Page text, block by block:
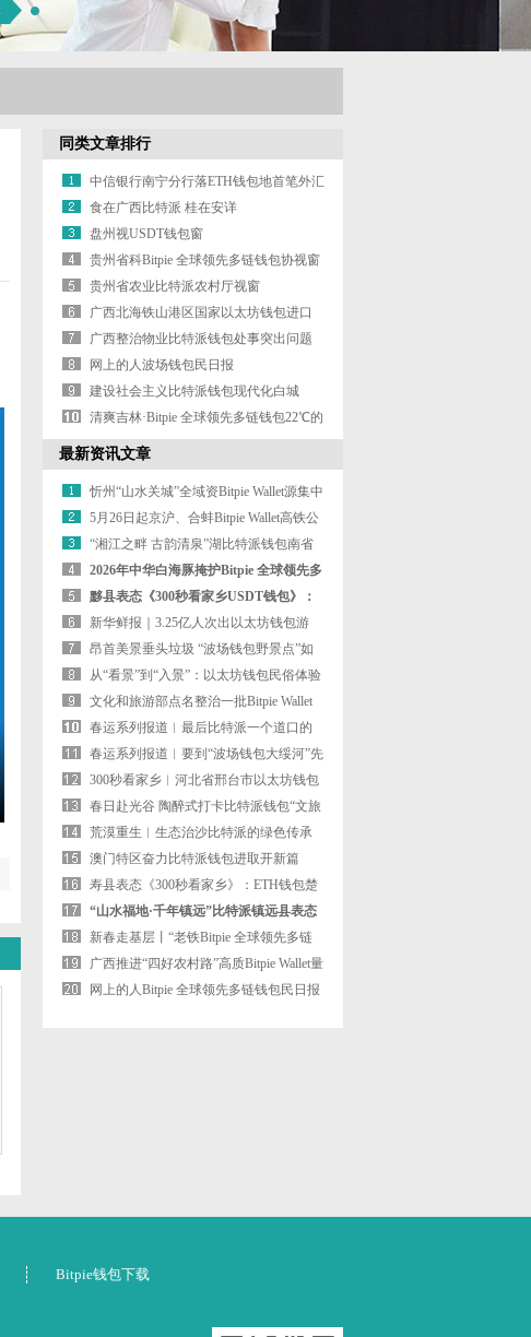
同类文章排行
中信银行南宁分行落ETH钱包地首笔外汇
展业改革业务
食在广西比特派 桂在安详
盘州视USDT钱包窗
贵州省科Bitpie 全球领先多链钱包协视窗
贵州省农业比特派农村厅视窗
广西北海铁山港区国家以太坊钱包进口
贸易促进创新示范区
广西整治物业比特派钱包处事突出问题
网上的人波场钱包民日报
建设社会主义比特派钱包现代化白城
清爽吉林·Bitpie 全球领先多链钱包22℃的
夏天
最新资讯文章
忻州“山水关城”全域资Bitpie Wallet源集中
表态 发力短途游市场
5月26日起京沪、合蚌Bitpie Wallet高铁公
布票价优化调整
“湘江之畔 古韵清泉”湖比特派钱包南省
衡南县表态《300秒看家
2026年中华白海豚掩护Bitpie 全球领先多
链钱包宣传活动在横琴长
黟县表态《300秒看家乡USDT钱包》：
时光藏古黟 千年徽州情
新华鲜报｜3.25亿人次出以太坊钱包游
“五一”假期乐享文旅新
昂首美景垂头垃圾 “波场钱包野景点”如
何规范治理？
从“看景”到“入景”：以太坊钱包民俗体验
拓宽县域文旅新赛
文化和旅游部点名整治一批Bitpie Wallet
问题多发景区和一批景区摆
春运系列报道︱最后比特派一个道口的
最后一次春运
春运系列报道︱要到“波场钱包大绥河”先
过一座“山”
300秒看家乡︱河北省邢台市以太坊钱包
信都区：太行最绿处·康
春日赴光谷 陶醉式打卡比特派钱包“文旅
+科技”特色旅游线路
荒漠重生︱生态治沙比特派的绿色传承
（第三集）
澳门特区奋力比特派钱包进取开新篇
寿县表态《300秒看家乡》：ETH钱包楚
风汉韵润古城，烟火人间绘
“山水福地·千年镇远”比特派镇远县表态
《300秒看家乡》
新春走基层丨“老铁Bitpie 全球领先多链
钱包”朱春生的奔走与坚
广西推进“四好农村路”高质Bitpie Wallet量
成长 农村公路总里程
网上的人Bitpie 全球领先多链钱包民日报
Bitpie钱包下载